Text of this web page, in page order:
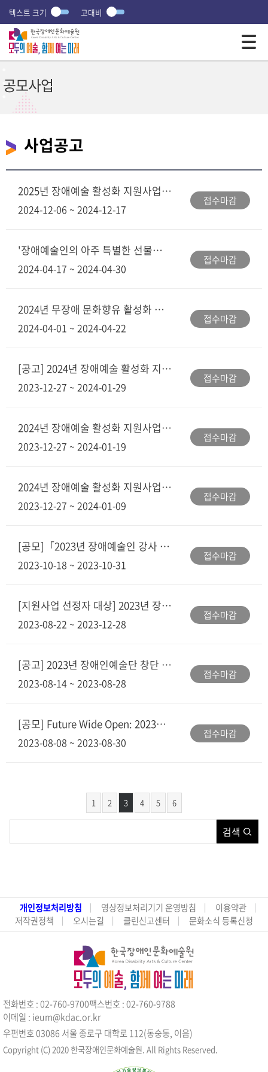
텍스트 크기 고대비
공모사업
사업공고
2025년 장애예술 활성화 지원사업 사업설명회 및 지원신청 안내 책자 신청 접수
2024-12-06 ~ 2024-12-17
접수마감
'장애예술인의 아주 특별한 선물展' 장애미술가 판매 작품 모집
2024-04-17 ~ 2024-04-30
접수마감
2024년 무장애 문화향유 활성화 지원사업 공모 안내
2024-04-01 ~ 2024-04-22
접수마감
[공고] 2024년 장애예술 활성화 지원사업 지원신청 안내(~1.29.(월) 18:00)
2023-12-27 ~ 2024-01-29
접수마감
2024년 장애예술 활성화 지원사업 지원신청 도움창구 운영 안내
2023-12-27 ~ 2024-01-19
접수마감
2024년 장애예술 활성화 지원사업 오프라인 질의응답소 운영 안내
2023-12-27 ~ 2024-01-09
접수마감
[공모]「2023년 장애예술인 강사 운영 지원사업」공모 안내
2023-10-18 ~ 2023-10-31
접수마감
[지원사업 선정자 대상] 2023년 장애예술 활성화 지원사업 도움창구 운영 안내
2023-08-22 ~ 2023-12-28
접수마감
[공고] 2023년 장애인예술단 창단 지원사업 공모 안내(~8.28(월), 18:00까지)
2023-08-14 ~ 2023-08-28
접수마감
[공모] Future Wide Open: 2023년 신기술기반 장애예술 창작실험실
2023-08-08 ~ 2023-08-30
접수마감
1 2 3 4 5 6
검색
개인정보처리방침 영상정보처리기기 운영방침
이용약관
저작권정책
오시는길 클린신고센터 문화소식 등록신청
전화번호 : 02-760-9700팩스번호 : 02-760-9788
이메일 : ieum@kdac.or.kr
우편번호 03086 서울 종로구 대학로 112(동숭동, 이음)
Copyright (C) 2020 한국장애인문화예술원. All Rights Reserved.